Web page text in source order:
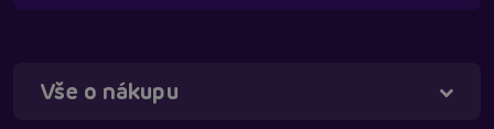
Vše o nákupuTáňa - virtuální asistentka